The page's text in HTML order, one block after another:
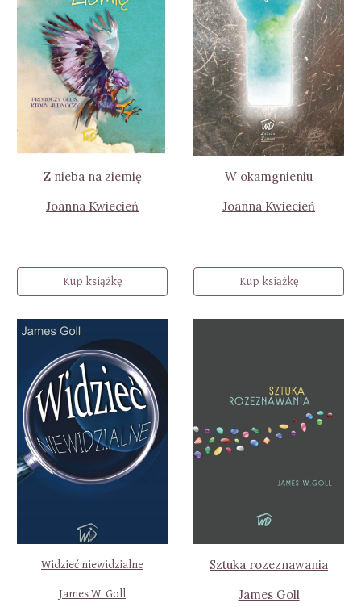
Z nieba na ziemię
Joanna Kwiecień
W okamgnieniu
Joanna Kwiecień
Kup książkę
Widzieć niewidzialne
James W. Goll
Kup książkę
Sztuka rozeznawania
James Goll